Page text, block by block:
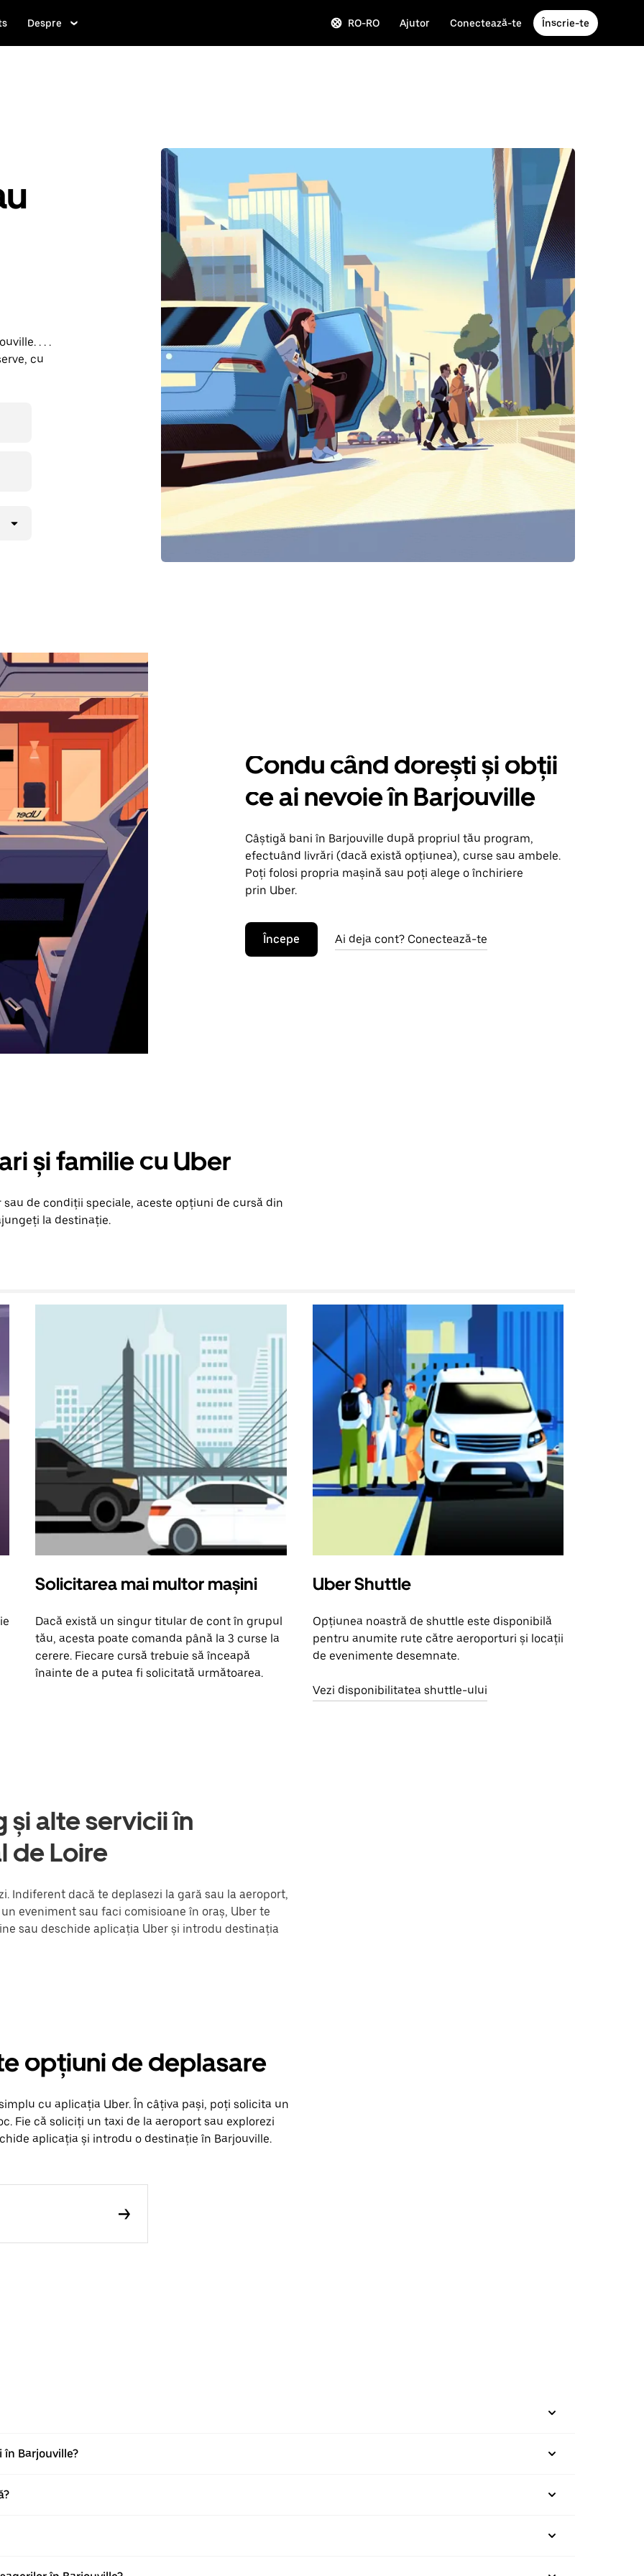
Despre RO-RO Ajutor Conectează-te Înscrie-te
. . .
cu
Condu când dorești și obții
ce ai nevoie în Barjouville
Câștigă bani în Barjouville după propriul tău program,
efectuând livrări (dacă există opțiunea), curse sau ambele.
Poți folosi propria mașină sau poți alege o închiriere
prin Uber.
Începe Ai deja cont? Conectează-te
și familie cu Uber
de condiții speciale, aceste opțiuni de cursă din
la destinație.
Solicitarea mai multor mașini
Dacă există un singur titular de cont în grupul
tău, acesta poate comanda până la 3 curse la
cerere. Fiecare cursă trebuie să înceapă
înainte de a putea fi solicitată următoarea.
Uber Shuttle
Opțiunea noastră de shuttle este disponibilă
pentru anumite rute către aeroporturi și locații
de evenimente desemnate.
Vezi disponibilitatea shuttle-ului
și alte servicii în
de Loire
Indiferent dacă te deplasezi la gară sau la aeroport,
eveniment sau faci comisioane în oraș, Uber te
sau deschide aplicația Uber și introdu destinația
opțiuni de deplasare
cu aplicația Uber. În câțiva pași, poți solicita un
Fie că soliciți un taxi de la aeroport sau explorezi
aplicația și introdu o destinație în Barjouville.
Barjouville?